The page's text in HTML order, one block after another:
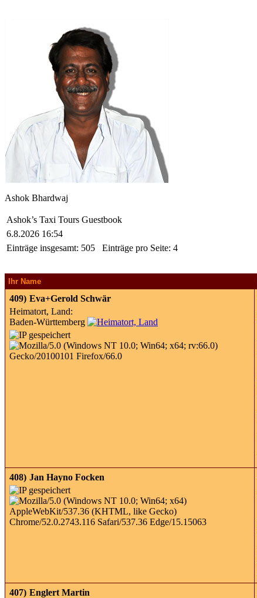
Ashok Bhardwaj
Ashok’s Taxi Tours Guestbook
6.8.2026 16:54
Einträge insgesamt: 505 Einträge pro Seite: 4
Ihr Name
409) Eva+Gerold Schwär
Heimatort, Land:
Baden-Württemberg
408) Jan Hayno Focken
407) Englert Martin